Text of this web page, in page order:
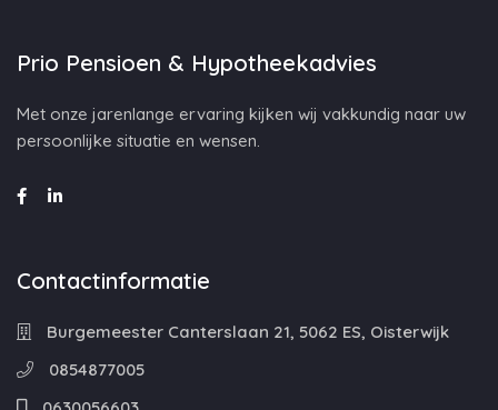
Prio Pensioen & Hypotheekadvies
Met onze jarenlange ervaring kijken wij vakkundig naar uw
persoonlijke situatie en wensen.
Contactinformatie
Burgemeester Canterslaan 21, 5062 ES, Oisterwijk
0854877005